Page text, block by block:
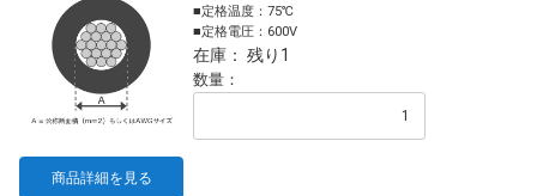
商品詳細を見る
■定格温度：75℃
■定格電圧：600V
在庫： 残り1
数量：